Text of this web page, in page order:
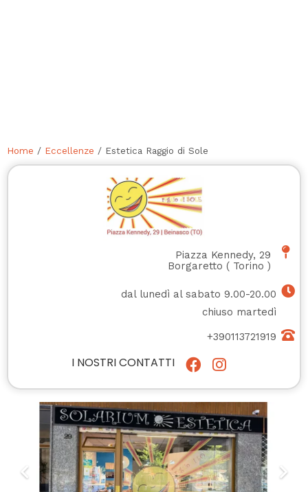
Home / Eccellenze / Estetica Raggio di Sole
Piazza Kennedy, 29
Borgaretto ( Torino )
dal lunedì al sabato 9.00-20.00
chiuso martedì
+390113721919
I NOSTRI CONTATTI